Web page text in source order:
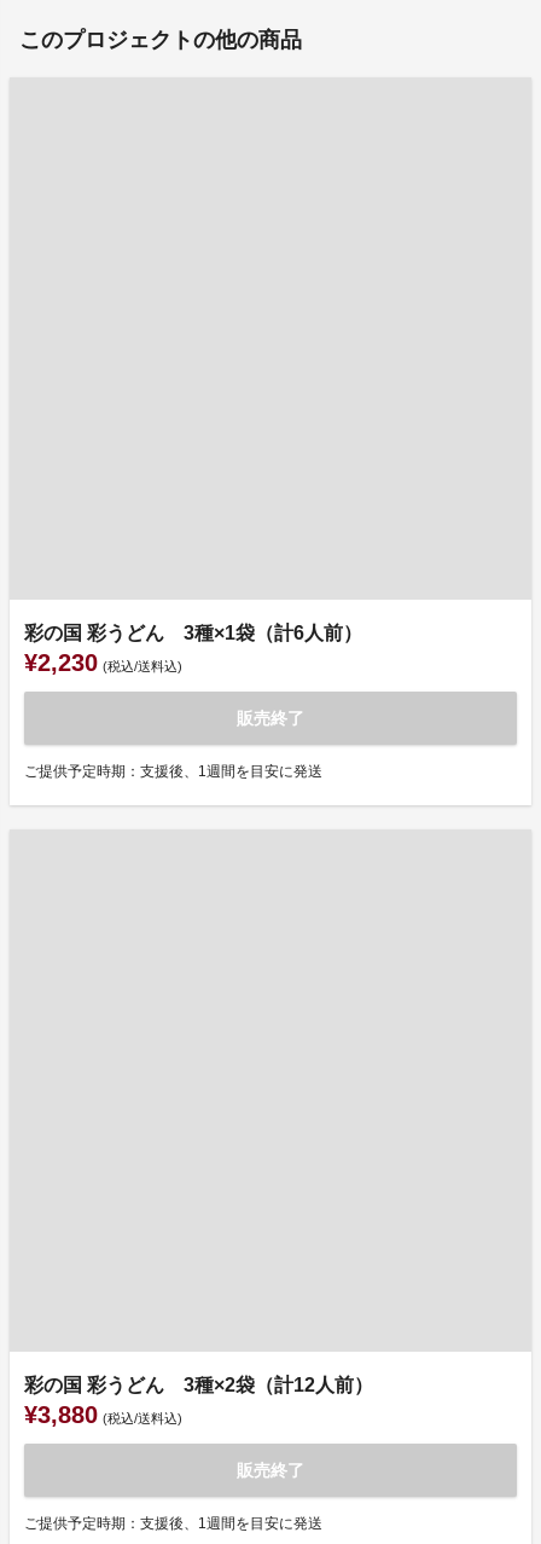
このプロジェクトの他の商品
彩の国 彩うどん 3種×1袋（計6人前）
¥2,230 (税込/送料込)
販売終了
ご提供予定時期：支援後、1週間を目安に発送
彩の国 彩うどん 3種×2袋（計12人前）
¥3,880 (税込/送料込)
販売終了
ご提供予定時期：支援後、1週間を目安に発送